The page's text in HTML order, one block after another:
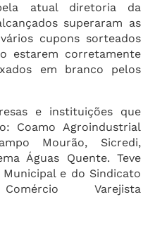
atual diretoria da
superaram as
cupons sorteados
estarem corretamente
em branco pelos
e instituições que
Coamo Agroindustrial
Mourão, Sicredi,
Águas Quente. Teve
e do Sindicato
Varejista